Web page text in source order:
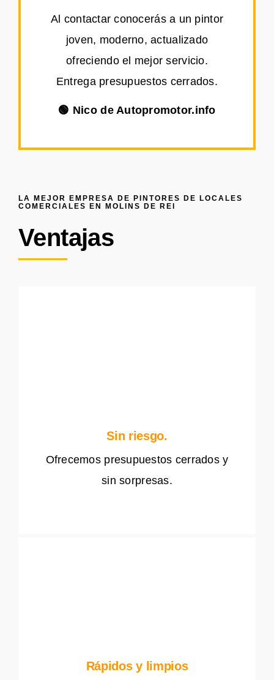
Al contactar conocerás a un pintor
joven, moderno, actualizado
ofreciendo el mejor servicio.
Entrega presupuestos cerrados.
🟢 Nico de Autopromotor.info
LA MEJOR EMPRESA DE PINTORES DE LOCALES
COMERCIALES EN MOLINS DE REI
Ventajas
Sin riesgo.
Ofrecemos presupuestos cerrados y
sin sorpresas.
Rápidos y limpios